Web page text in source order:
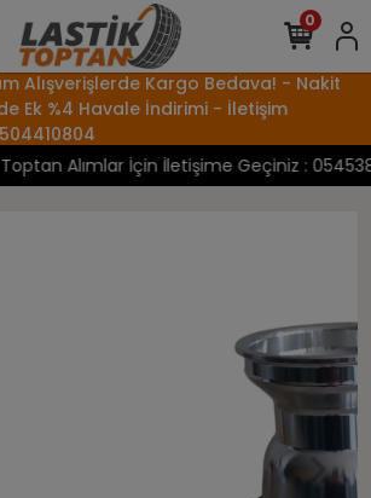
Alışverişlerde Kargo Bedava! - Nakit
Ek %4 Havale İndirimi - İletişim
Alımlar İçin İletişime Geçiniz :
0